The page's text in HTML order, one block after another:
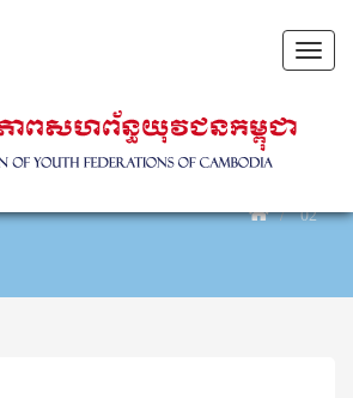
Toggle
02